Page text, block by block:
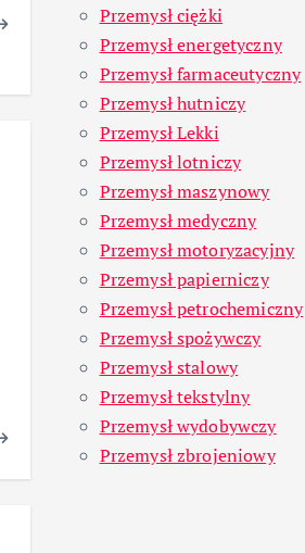
Przemysł ciężki
Przemysł energetyczny
Przemysł farmaceutyczny
Przemysł hutniczy
Przemysł Lekki
Przemysł lotniczy
Przemysł maszynowy
Przemysł medyczny
Przemysł motoryzacyjny
Przemysł papierniczy
Przemysł petrochemiczny
Przemysł spożywczy
Przemysł stalowy
Przemysł tekstylny
Przemysł wydobywczy
Przemysł zbrojeniowy